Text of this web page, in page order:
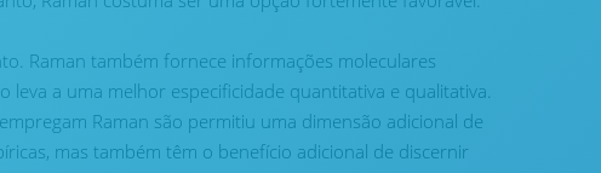
Raman também fornece informações moleculares
a uma melhor especificidade quantitativa e qualitativa.
Raman são permitiu uma dimensão adicional de
mas também têm o benefício adicional de discernir